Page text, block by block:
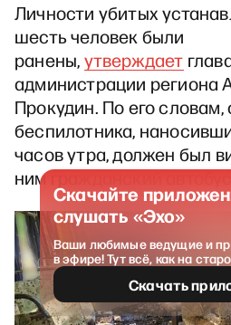
Личности убитых
шесть человек были
ранены,утверждает
администрации региона
Прокудин. По его словам,
беспилотника,
часов утра, должен был
ним гражданский
Скачайте
слушать «Эхо»
Ваши любимые ведущие и
в эфире! Тут всё, как на
Скачать